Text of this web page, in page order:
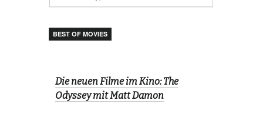
BEST OF MOVIES
Die neuen Filme im Kino: The
Odyssey mit Matt Damon